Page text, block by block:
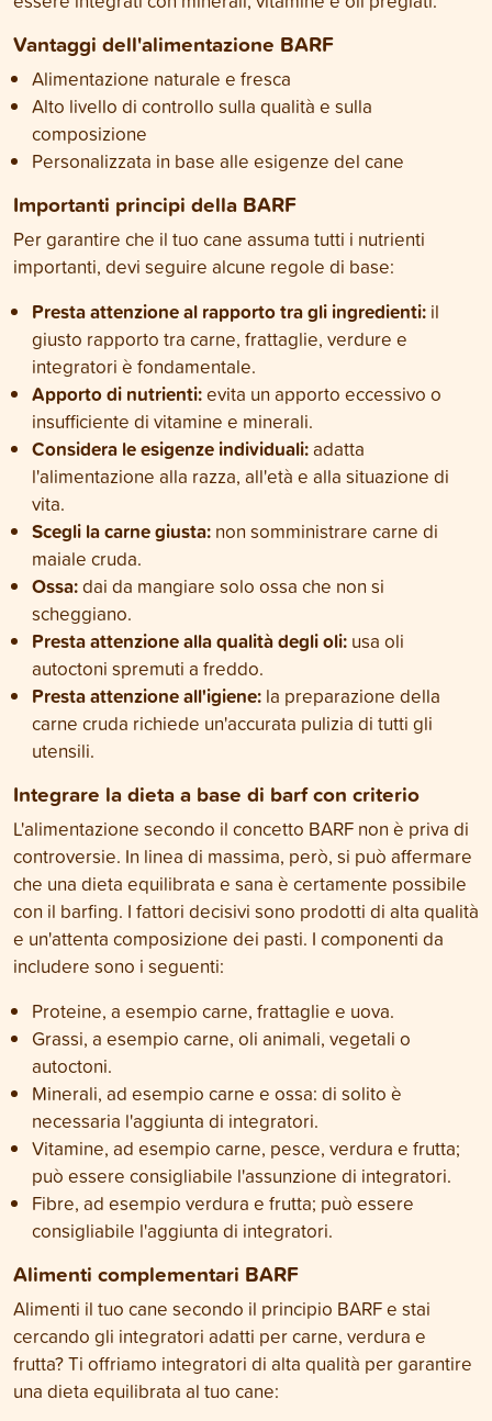
Vantaggi dell'alimentazione BARF
Alimentazione naturale e fresca
Alto livello di controllo sulla qualità e sulla
composizione
Personalizzata in base alle esigenze del cane
Importanti principi della BARF
Per garantire che il tuo cane assuma tutti i nutrienti
importanti, devi seguire alcune regole di base:
Presta attenzione al rapporto tra gli ingredienti: il
giusto rapporto tra carne, frattaglie, verdure e
integratori è fondamentale.
Apporto di nutrienti:evita un apporto eccessivo o
insufficiente di vitamine e minerali.
Considera le esigenze individuali: adatta
l'alimentazione alla razza, all'età e alla situazione di
vita.
Scegli la carne giusta: non somministrare carne di
maiale cruda.
Ossa:dai da mangiare solo ossa che non si
scheggiano.
Presta attenzione alla qualità degli oli: usa oli
autoctoni spremuti a freddo.
Presta attenzione all'igiene: la preparazione della
carne cruda richiede un'accurata pulizia di tutti gli
utensili.
Integrare la dieta a base di barf con criterio
L'alimentazione secondo il concetto BARF non è priva di
controversie. In linea di massima, però, si può affermare
che una dieta equilibrata e sana è certamente possibile
con il barfing. I fattori decisivi sono prodotti di alta qualità
e un'attenta composizione dei pasti. I componenti da
includere sono i seguenti:
Proteine, a esempio carne, frattaglie e uova.
Grassi, a esempio carne, oli animali, vegetali o
autoctoni.
Minerali, ad esempio carne e ossa: di solito è
necessaria l'aggiunta di integratori.
Vitamine, ad esempio carne, pesce, verdura e frutta;
può essere consigliabile l'assunzione di integratori.
Fibre, ad esempio verdura e frutta; può essere
consigliabile l'aggiunta di integratori.
Alimenti complementari BARF
Alimenti il tuo cane secondo il principio BARF e stai
cercando gli integratori adatti per carne, verdura e
frutta? Ti offriamo integratori di alta qualità per garantire
una dieta equilibrata al tuo cane: